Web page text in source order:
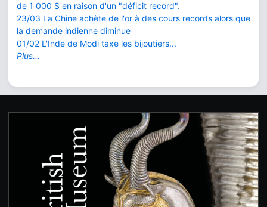
de 1 000 $ en raison d'un "déficit record".
23/03 La Chine achète de l'or à des cours records alors que
la demande indienne diminue
01/02 L'Inde de Modi taxe les bijoutiers...
Plus...